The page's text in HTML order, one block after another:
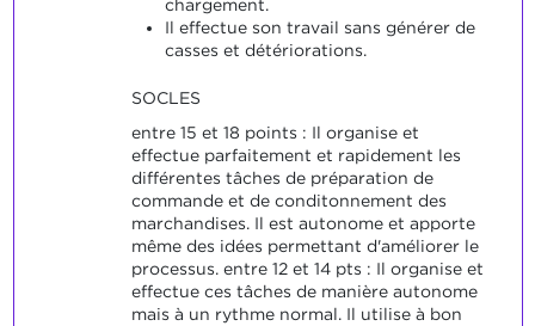
chargement.
Il effectue son travail sans générer de
casses et détériorations.
SOCLES
entre 15 et 18 points : Il organise et
effectue parfaitement et rapidement les
différentes tâches de préparation de
commande et de conditonnement des
marchandises. Il est autonome et apporte
même des idées permettant d'améliorer le
processus. entre 12 et 14 pts : Il organise et
effectue ces tâches de manière autonome
mais à un rythme normal. Il utilise à bon